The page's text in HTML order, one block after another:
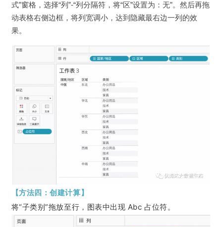
式”窗格，选择“列”-“列分隔符，将“区”设置为：无”。然后再拖
动表格右侧边框，将列宽调小，达到隐藏最右边一列的效
果。
【方法四：创建计算】
将“子类别”拖放至行，图表中出现 Abc 占位符。